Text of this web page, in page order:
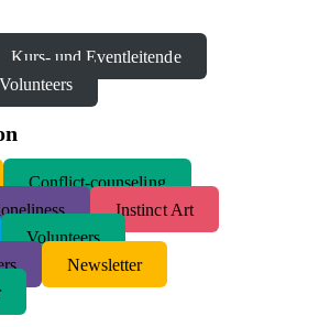
Kurs- und Eventleitende
Volunteers
Conflict-counseling
Instinct Art
Volunteers
Newsletter